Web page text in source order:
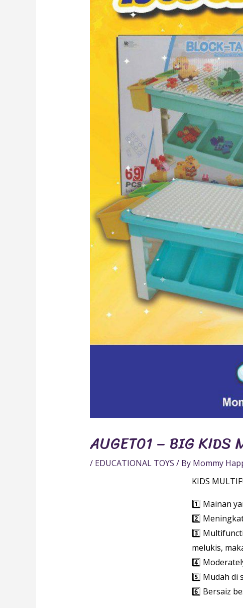
AUGET01 – BIG KIDS
/ EDUCATIONAL TOYS / By Mommy
KIDS
1️⃣ Mainan
2️⃣
3️⃣
melukis,
4️⃣
5️⃣ Mudah di
6️⃣ Bersaiz